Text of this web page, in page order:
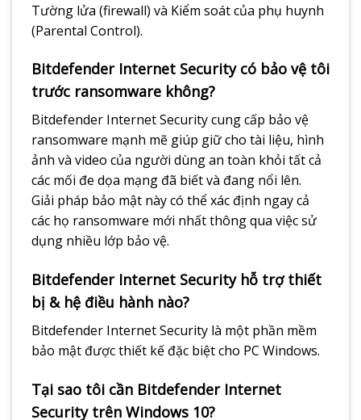
Tường lửa (firewall) và Kiểm soát của phụ huynh
(Parental Control).
Bitdefender Internet Security có bảo vệ tôi
trước ransomware không?
Bitdefender Internet Security cung cấp bảo vệ
ransomware mạnh mẽ giúp giữ cho tài liệu, hình
ảnh và video của người dùng an toàn khỏi tất cả
các mối đe dọa mạng đã biết và đang nổi lên.
Giải pháp bảo mật này có thể xác định ngay cả
các họ ransomware mới nhất thông qua việc sử
dụng nhiều lớp bảo vệ.
Bitdefender Internet Security hỗ trợ thiết
bị & hệ điều hành nào?
Bitdefender Internet Security là một phần mềm
bảo mật được thiết kế đặc biệt cho PC Windows.
Tại sao tôi cần Bitdefender Internet
Security trên Windows 10?